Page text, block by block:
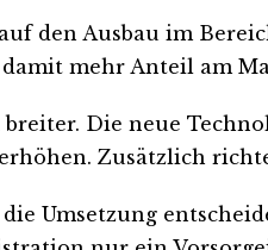
den Ausbau im
mehr Anteil am
Die neue
Zusätzlich
Umsetzung